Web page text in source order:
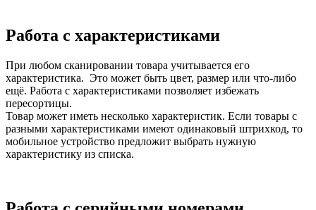
Работа с характеристиками
При любом сканировании товара учитывается его
характеристика. Это может быть цвет, размер или что-либо
ещё. Работа с характеристиками позволяет избежать
пересортицы.
Товар может иметь несколько характеристик. Если товары с
разными характеристиками имеют одинаковый штрихкод, то
мобильное устройство предложит выбрать нужную
характеристику из списка.